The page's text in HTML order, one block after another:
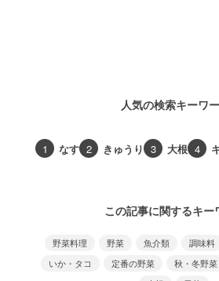
人気の検索キーワ
1 なす 2 きゅうり 3 大根 4
この記事に関するキー
野菜料理 野菜 魚介類 調味料
いか・タコ
定番の野菜 秋・冬野菜